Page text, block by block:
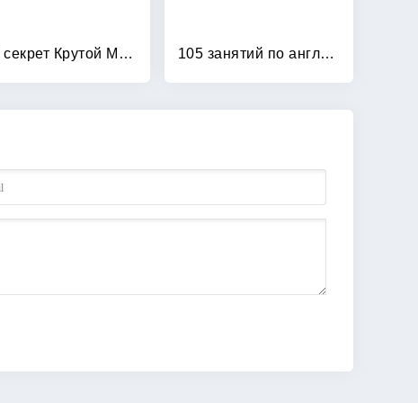
101 секрет Крутой Мамочки 105 занятий по английскому языку для дошкольников: Пособие для воспитателей детского сада, учителей английского языка и родителей